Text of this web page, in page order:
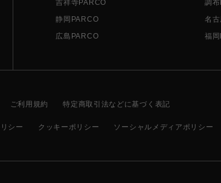
吉祥寺PARCO
調
静岡PARCO
名
広島PARCO
福
ご利用規約 特定商取引法などに基づく表記
シー クッキーポリシー ソーシャルメディアポリシー